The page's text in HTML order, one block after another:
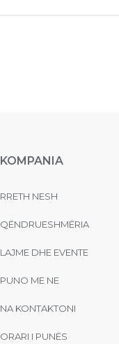
KOMPANIA
RRETH NESH
QËNDRUESHMËRIA
LAJME DHE EVENTE
PUNO ME NE
NA KONTAKTONI
ORARI I PUNËS